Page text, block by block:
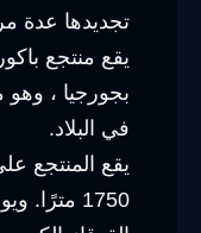
تجديدها عدة
يقع منتجع
بجورجيا ،
في البلاد.
يقع المنتجع
1750